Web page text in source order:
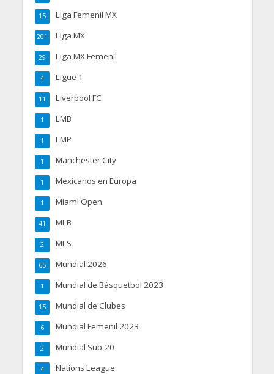
Liga Femenil MX
15
Liga MX
201
Liga MX Femenil
29
Ligue 1
4
Liverpool FC
11
LMB
1
LMP
1
Manchester City
1
Mexicanos en Europa
1
Miami Open
1
MLB
41
MLS
2
Mundial 2026
65
Mundial de Básquetbol 2023
1
Mundial de Clubes
15
Mundial Femenil 2023
6
Mundial Sub-20
2
Nations League
4